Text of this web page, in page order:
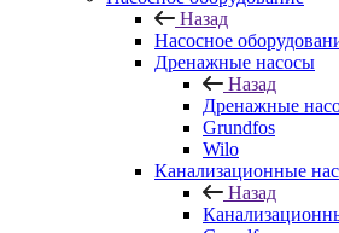
Назад
Насосное
Дренажные насосы
Назад
Дренажные
Grundfos
Wilo
Канализационные
Назад